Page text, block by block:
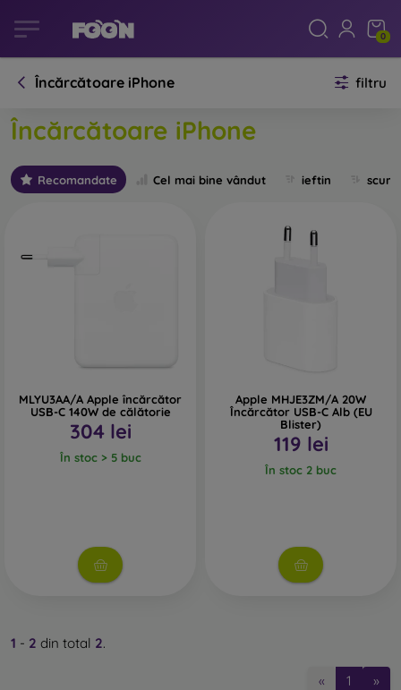
0
Încărcătoare iPhone filtru
Încărcătoare iPhone
Recomandate Cel mai bine vândut ieftin
MLYU3AA/A Apple încărcător
USB-C 140W de călătorie
304 lei
În stoc > 5 buc
Apple MHJE3ZM/A 20W
Încărcător USB-C Alb (EU
Blister)
119 lei
În stoc 2 buc
1 - 2 din total 2.
« 1 »